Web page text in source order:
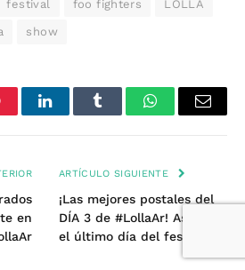
festival foo fighters LOLLA
show
LinkedInTumblr WhatsAppEmail
en
ARTÍCULO SIGUIENTE
¡Las mejores postales del
DÍA 3 de #LollaAr! Así fue
el último día del festival